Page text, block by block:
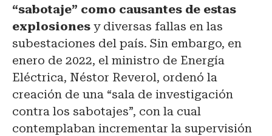
“sabotaje” como causantes de estas
explosiones y diversas fallas en las
subestaciones del país. Sin embargo, en
enero de 2022, el ministro de Energía
Eléctrica, Néstor Reverol, ordenó la
creación de una “sala de investigación
contra los sabotajes”, con la cual
contemplaban incrementar la supervisión